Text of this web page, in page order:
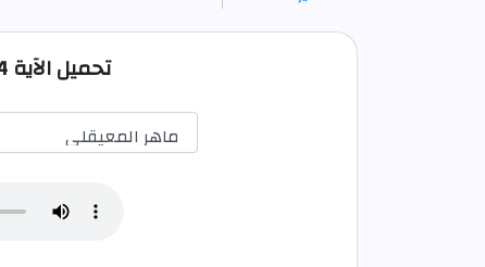
تحميل الآية 14 من النور صوت mp3